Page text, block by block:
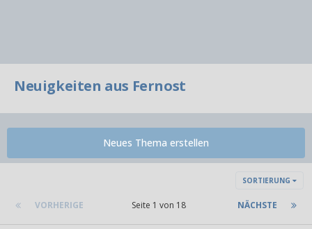
Neuigkeiten aus Fernost
Neues Thema erstellen
SORTIERUNG
VORHERIGE NÄCHSTE
Seite 1 von 18